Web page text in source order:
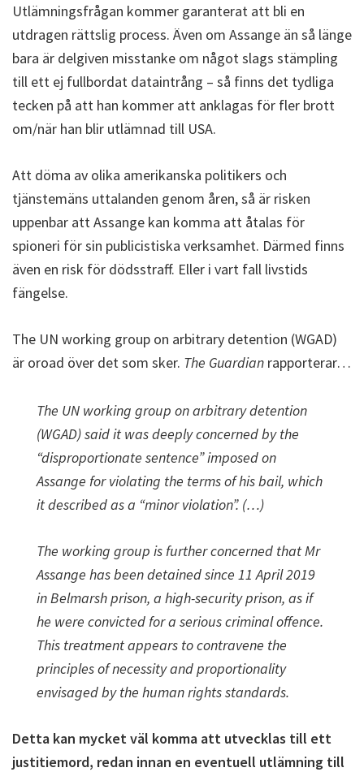
Utlämningsfrågan kommer garanterat att bli en
utdragen rättslig process. Även om Assange än så länge
bara är delgiven misstanke om något slags stämpling
till ett ej fullbordat dataintrång – så finns det tydliga
tecken på att han kommer att anklagas för fler brott
om/när han blir utlämnad till USA.
Att döma av olika amerikanska politikers och
tjänstemäns uttalanden genom åren, så är risken
uppenbar att Assange kan komma att åtalas för
spioneri för sin publicistiska verksamhet. Därmed finns
även en risk för dödsstraff. Eller i vart fall livstids
fängelse.
The UN working group on arbitrary detention (WGAD)
är oroad över det som sker. The Guardian rapporterar…
The UN working group on arbitrary detention
(WGAD) said it was deeply concerned by the
“disproportionate sentence” imposed on
Assange for violating the terms of his bail, which
it described as a “minor violation”. (…)
The working group is further concerned that Mr
Assange has been detained since 11 April 2019
in Belmarsh prison, a high-security prison, as if
he were convicted for a serious criminal offence.
This treatment appears to contravene the
principles of necessity and proportionality
envisaged by the human rights standards.
Detta kan mycket väl komma att utvecklas till ett
justitiemord, redan innan en eventuell utlämning till